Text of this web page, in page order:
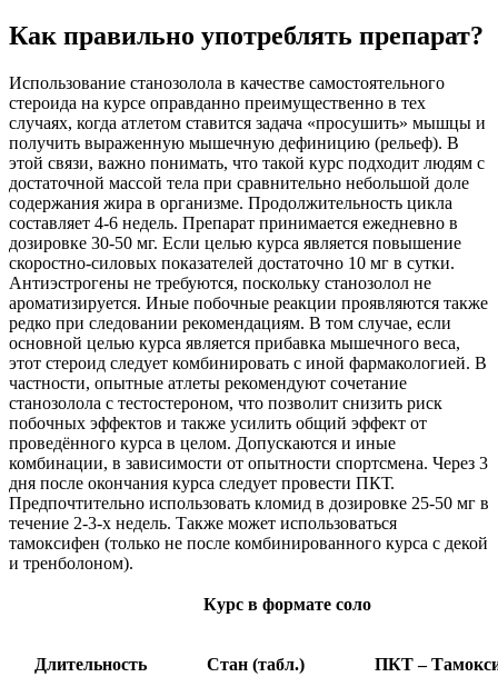
Как правильно употреблять препарат?
Использование станозолола в качестве самостоятельного
стероида на курсе оправданно преимущественно в тех
случаях, когда атлетом ставится задача «просушить» мышцы и
получить выраженную мышечную дефиницию (рельеф). В
этой связи, важно понимать, что такой курс подходит людям с
достаточной массой тела при сравнительно небольшой доле
содержания жира в организме. Продолжительность цикла
составляет 4-6 недель. Препарат принимается ежедневно в
дозировке 30-50 мг. Если целью курса является повышение
скоростно-силовых показателей достаточно 10 мг в сутки.
Антиэстрогены не требуются, поскольку станозолол не
ароматизируется. Иные побочные реакции проявляются также
редко при следовании рекомендациям. В том случае, если
основной целью курса является прибавка мышечного веса,
этот стероид следует комбинировать с иной фармакологией. В
частности, опытные атлеты рекомендуют сочетание
станозолола с тестостероном, что позволит снизить риск
побочных эффектов и также усилить общий эффект от
проведённого курса в целом. Допускаются и иные
комбинации, в зависимости от опытности спортсмена. Через 3
дня после окончания курса следует провести ПКТ.
Предпочтительно использовать кломид в дозировке 25-50 мг в
течение 2-3-х недель. Также может использоваться
тамоксифен (только не после комбинированного курса с декой
и тренболоном).
Курс в формате соло
Длительность Стан (табл.) ПКТ –